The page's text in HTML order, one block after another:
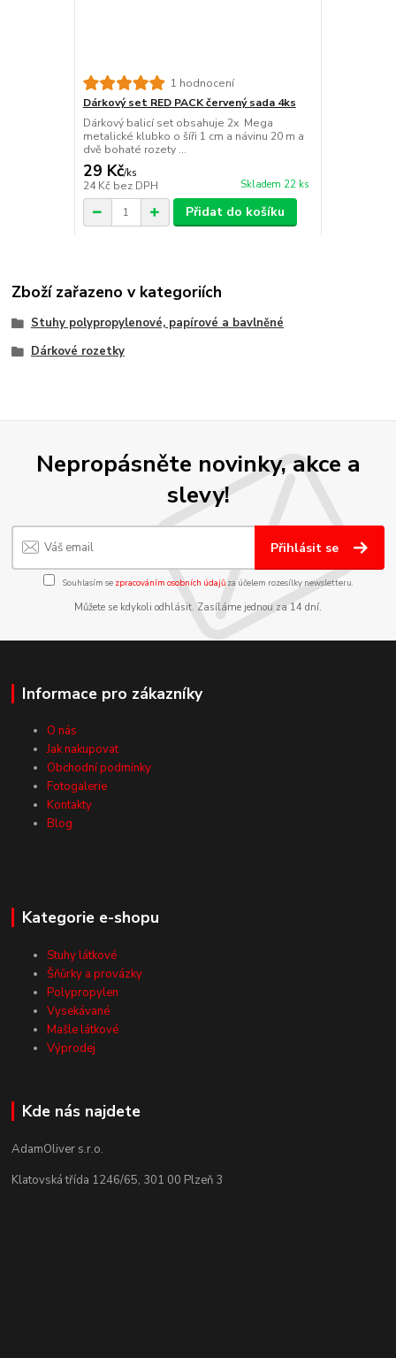
1 hodnocení
Dárkový set RED PACK červený sada 4ks
Dárkový balicí set obsahuje 2x Mega
metalické klubko o šíři 1 cm a návinu 20 m a
dvě bohaté rozety ...
29 Kč/ks
24 Kč bez DPH Skladem 22 ks
Přidat do košíku
Zboží zařazeno v kategoriích
Stuhy polypropylenové, papírové a bavlněné
Dárkové rozetky
Nepropásněte novinky, akce a
slevy!
Přihlásit se
Souhlasím se zpracováním osobních údajůza účelem rozesílky newsletteru.
Můžete se kdykoli odhlásit. Zasíláme jednou za 14 dní.
Informace pro zákazníky
O nás
Jak nakupovat
Obchodní podmínky
Fotogalerie
Kontakty
Blog
Kategorie e-shopu
Stuhy látkové
Šňůrky a provázky
Polypropylen
Vysekávané
Mašle látkové
Výprodej
Kde nás najdete
AdamOliver s.r.o.
Klatovská třída 1246/65, 301 00 Plzeň 3